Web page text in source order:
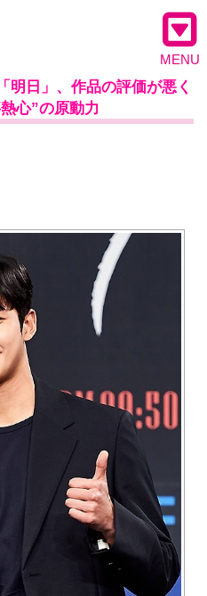
MENU
明日」、作品の評価が悪く
心”の原動力